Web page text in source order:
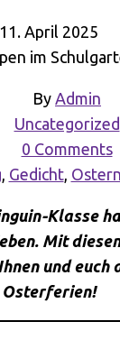
11. April 2025
By Admin
Uncategorized
0 Comments
, Gedicht, Ostern
Klasse
Mit
und euch
Osterferien!